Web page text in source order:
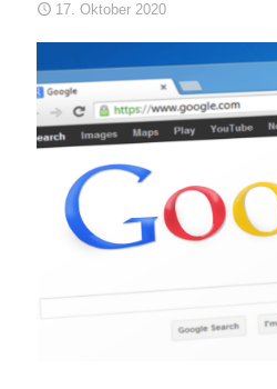
17. Oktober 2020